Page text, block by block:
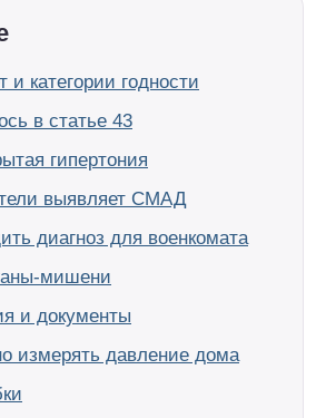
и категории годности
в статье 43
гипертония
выявляет СМАД
диагноз для военкомата
мишени
и документы
измерять давление дома